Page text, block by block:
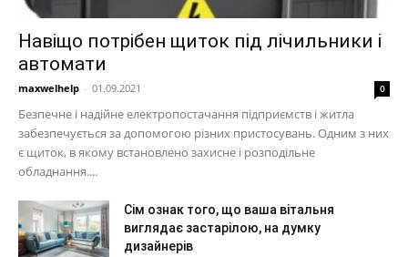
Навіщо потрібен щиток під лічильники і
автомати
maxwelhelp - 01.09.2021 0
Безпечне і надійне електропостачання підприємств і житла
забезпечується за допомогою різних пристосувань. Одним з них
є щиток, в якому встановлено захисне і розподільне
обладнання....
Сім ознак того, що ваша вітальня
виглядає застарілою, на думку
дизайнерів